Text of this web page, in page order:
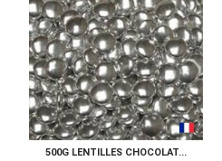
500G LENTILLES CHOCOLAT...